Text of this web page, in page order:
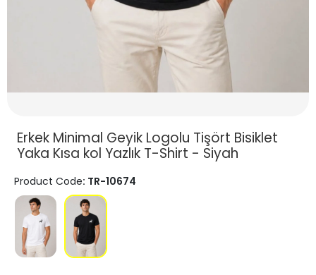
Erkek Minimal Geyik Logolu Tişört Bisiklet
Yaka Kısa kol Yazlık T-Shirt - Siyah
Product Code: TR-10674